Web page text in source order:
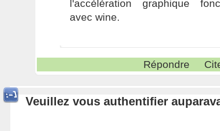
l'accélération graphique
avec wine.
Répondre
Veuillez vous authentifier